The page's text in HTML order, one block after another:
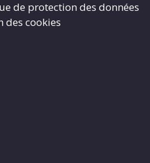
de protection des données
des cookies